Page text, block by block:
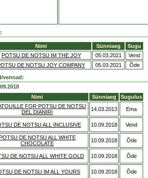
Nimi Sünniaeg
Sugu
POTSU DE NOTSU IM THE JOY 05.03.2021
Vend
DE NOTSU JOY COMPANY 05.03.2021 Õde
vennad:
Nimi Sünniaeg
Sugulus
FOR POTSU DE NOTSU
DEL DIANIRI
14.03.2013 Ema
DE NOTSU ALL INCLUSIVE 10.09.2018 Vend
DE NOTSU ALL WHITE
CHOCOLATE
10.09.2018 Õde
DE NOTSU ALL WHITE GOLD 10.09.2018 Õde
DE NOTSU IM ALL YOURS 10.09.2018 Õde